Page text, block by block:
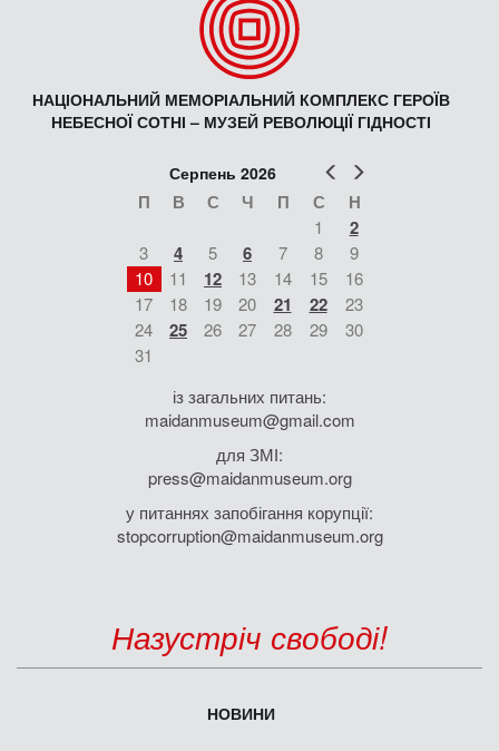
НАЦІОНАЛЬНИЙ МЕМОРІАЛЬНИЙ КОМПЛЕКС ГЕРОЇВ
НЕБЕСНОЇ СОТНІ – МУЗЕЙ РЕВОЛЮЦІЇ ГІДНОСТІ
Попер
Серпень 2026
П В С Ч П С Н
1 2
3 4 5 6 7 8
9
10
11 12 13 14 15
16
17
18 19 20 21 22
23
24
25 26 27 28 29
30
31
із загальних питань:
maidanmuseum@gmail.com
для ЗМІ:
press@maidanmuseum.org
у питаннях запобігання корупції:
stopcorruption@maidanmuseum.org
Назустріч свободі!
НОВИНИ